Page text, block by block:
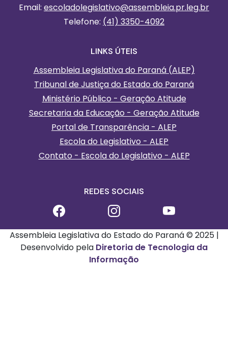
Email: escoladolegislativo@assembleia.pr.leg.br
Telefone: (41) 3350-4092
LINKS ÚTEIS
Assembleia Legislativa do Paraná (ALEP)
Tribunal de Justiça do Estado do Paraná
Ministério Público - Geração Atitude
Secretaria da Educação - Geração Atitude
Portal de Transparência - ALEP
Escola do Legislativo - ALEP
Contato - Escola do Legislativo - ALEP
REDES SOCIAIS
Assembleia Legislativa do Estado do Paraná © 2025 |
Desenvolvido pela Diretoria de Tecnologia da
Informação